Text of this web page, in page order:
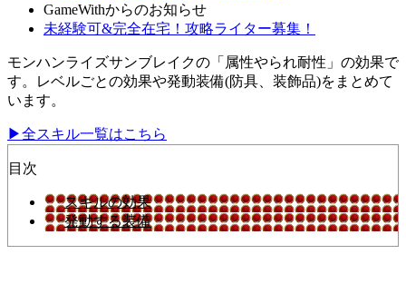
GameWithからのお知らせ
未経験可&完全在宅！攻略ライター募集！
モンハンライズサンブレイクの「属性やられ耐性」の効果で
す。レベルごとの効果や発動装備(防具、装飾品)をまとめて
います。
▶︎全スキル一覧はこちら
目次
スキルの効果
発動する装備